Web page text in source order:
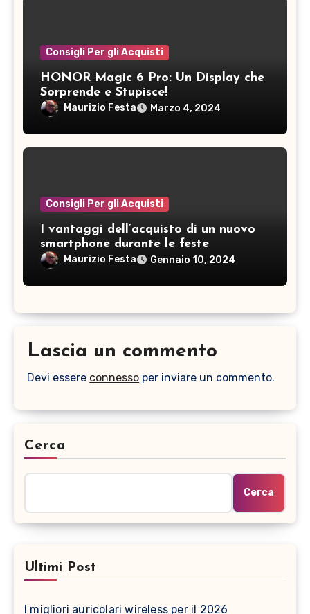
Consigli Per gli Acquisti
HONOR Magic 6 Pro: Un Display che
Sorprende e Stupisce!
Maurizio Festa Marzo 4, 2024
Consigli Per gli Acquisti
I vantaggi dell’acquisto di un nuovo
smartphone durante le feste
Maurizio Festa Gennaio 10, 2024
Lascia un commento
Devi essere connesso per inviare un commento.
Cerca
Cerca
Ultimi Post
I migliori auricolari wireless per il 2026